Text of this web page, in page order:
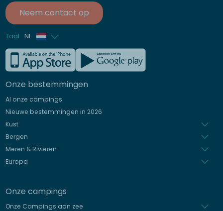
Neem contact op
Taal NL
Frans
Engels
Duits
Italiaans
Onze bestemmingen
Al onze campings
Nieuwe bestemmingen in 2026
Kust
Bergen
Meren & Rivieren
Europa
Onze campings
Onze Campings aan zee